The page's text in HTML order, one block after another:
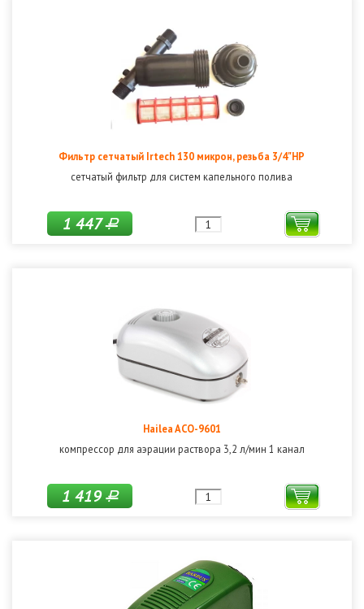
Фильтр сетчатый Irtech 130 микрон, резьба 3/4"НР
сетчатый фильтр для систем капельного полива
1 447Р
Hailea ACO-9601
компрессор для аэрации раствора 3,2 л/мин 1 канал
1 419Р